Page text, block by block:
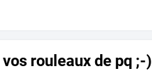
rouleaux de pq ;-)